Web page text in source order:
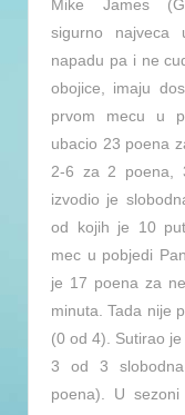
Mike James
sigurno najveca
napadu pa i ne
obojice, imaju
prvom mecu u
ubacio 23 poena
2-6 za 2
izvodio je
od kojih je 10
mec u pobjedi
je 17 poena za
minuta. Tada nije
(0 od 4). Sutirao
3 od 3
poena). U